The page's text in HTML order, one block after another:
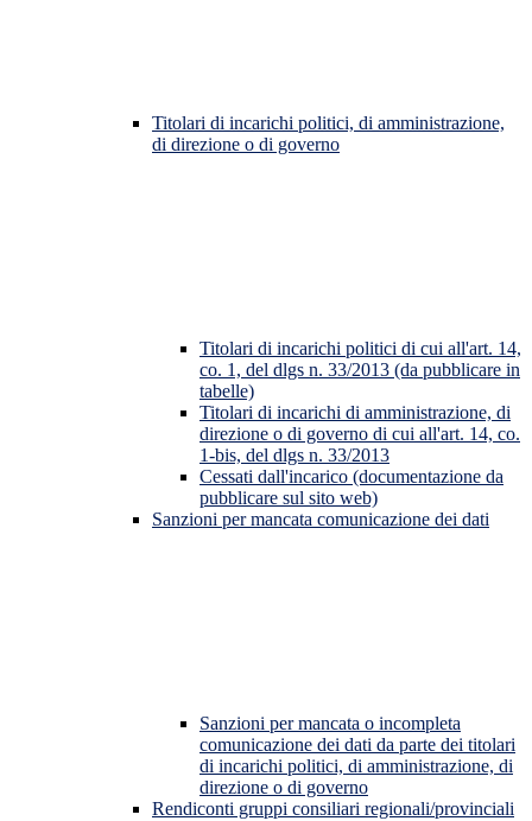
Titolari di incarichi politici, di amministrazione,
di direzione o di governo
Titolari di incarichi politici di cui all'art. 14,
co. 1, del dlgs n. 33/2013 (da pubblicare in
tabelle)
Titolari di incarichi di amministrazione, di
direzione o di governo di cui all'art. 14, co.
1-bis, del dlgs n. 33/2013
Cessati dall'incarico (documentazione da
pubblicare sul sito web)
Sanzioni per mancata comunicazione dei dati
Sanzioni per mancata o incompleta
comunicazione dei dati da parte dei titolari
di incarichi politici, di amministrazione, di
direzione o di governo
Rendiconti gruppi consiliari regionali/provinciali